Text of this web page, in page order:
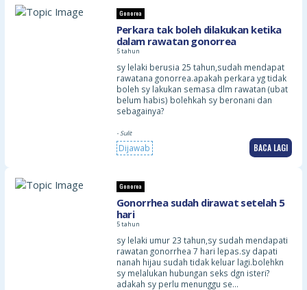
Gonorea
Perkara tak boleh dilakukan ketika
dalam rawatan gonorrea
5 tahun
sy lelaki berusia 25 tahun,sudah mendapat
rawatana gonorrea.apakah perkara yg tidak
boleh sy lakukan semasa dlm rawatan (ubat
belum habis) bolehkah sy beronani dan
sebagainya?
- Sulit
Dijawab BACA LAGI
Gonorea
Gonorrhea sudah dirawat setelah 5
hari
5 tahun
sy lelaki umur 23 tahun,sy sudah mendapati
rawatan gonorrhea 7 hari lepas.sy dapati
nanah hijau sudah tidak keluar lagi.bolehkn
sy melalukan hubungan seks dgn isteri?
adakah sy perlu menunggu se…